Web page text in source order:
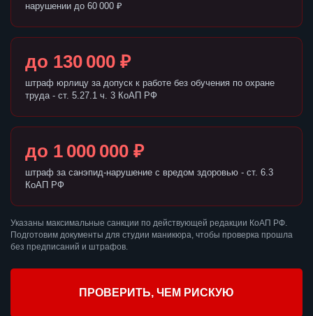
нарушении до 60 000 ₽
до 130 000 ₽
штраф юрлицу за допуск к работе без обучения по охране
труда - ст. 5.27.1 ч. 3 КоАП РФ
до 1 000 000 ₽
штраф за санэпид-нарушение с вредом здоровью - ст. 6.3
КоАП РФ
Указаны максимальные санкции по действующей редакции КоАП РФ.
Подготовим документы для студии маникюра, чтобы проверка прошла
без предписаний и штрафов.
ПРОВЕРИТЬ, ЧЕМ РИСКУЮ